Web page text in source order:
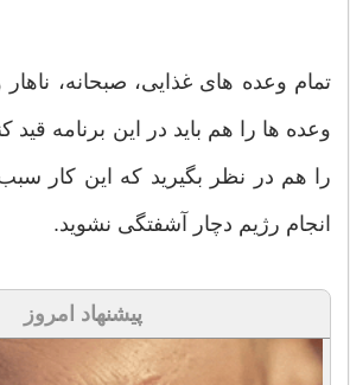
تمام وعده های غذایی، صبحانه،
وعده ها را هم باید در این برنامه قید
را هم در نظر بگیرید که این کار
انجام رژیم دچار آشفتگی نشوید.
پیشنهاد امروز